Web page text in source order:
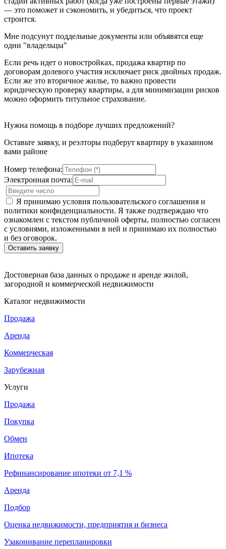
— это поможет и сэкономить, и убедиться, что проект
строится.
Мне подсунут поддельные документы или объявятся еще
одни "владельцы"
Если речь идет о новостройках, продажа квартир по
договорам долевого участия исключает риск двойных продаж.
Если же это вторичное жилье, то важно провести
юридическую проверку квартиры, а для минимизации рисков
можно оформить титульное страхование.
Нужна помощь в подборе лучших предложений?
Оставьте заявку, и реэлторы подберут квартиру в указанном
вами районе
Номер телефона:
Электронная почта:
Я принимаю условия пользовательского соглашения и
политики конфиденциальности. Я также подтверждаю что
ознакомлен с текстом публичной оферты, полностью согласен
с условиями, изложенными в ней и принимаю их полностью
и без оговорок.
Достоверная база данных о продаже и аренде жилой,
загородной и коммерческой недвижимости
Каталог недвижимости
Продажа
Аренда
Коммерческая
Зарубежная
Услуги
Продажа
Покупка
Обмен
Ипотека
Рефинансирование ипотеки от 7,1 %
Аренда
Подбор
Оценка недвижимости, предприятия и бизнеса
Узаконивание перепланировки